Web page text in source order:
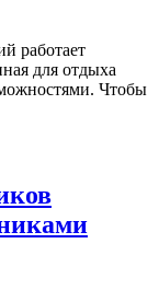
работает
для отдыха
Чтобы